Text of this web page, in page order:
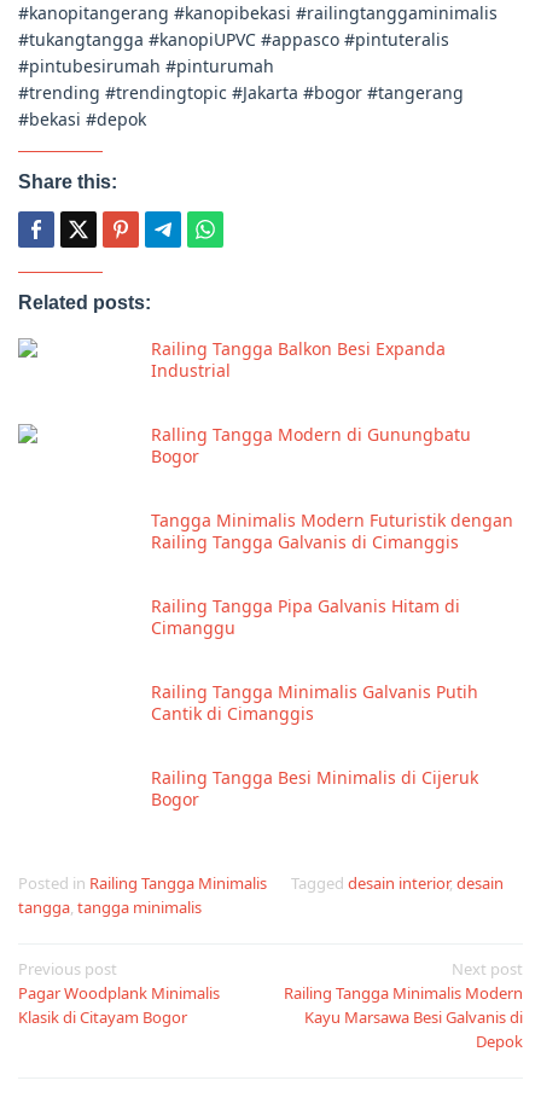
#kanopitangerang #kanopibekasi #railingtanggaminimalis
#tukangtangga #kanopiUPVC #appasco #pintuteralis
#pintubesirumah #pinturumah
#trending #trendingtopic #Jakarta #bogor #tangerang
#bekasi #depok
Share this:
Related posts:
Railing Tangga Balkon Besi Expanda
Industrial
Ralling Tangga Modern di Gunungbatu
Bogor
Tangga Minimalis Modern Futuristik dengan
Railing Tangga Galvanis di Cimanggis
Railing Tangga Pipa Galvanis Hitam di
Cimanggu
Railing Tangga Minimalis Galvanis Putih
Cantik di Cimanggis
Railing Tangga Besi Minimalis di Cijeruk
Bogor
Posted in Railing Tangga Minimalis Tagged desain interior, desain
tangga, tangga minimalis
Post
navigation
Previous post
Pagar Woodplank Minimalis
Klasik di Citayam Bogor
Next post
Railing Tangga Minimalis Modern
Kayu Marsawa Besi Galvanis di
Depok